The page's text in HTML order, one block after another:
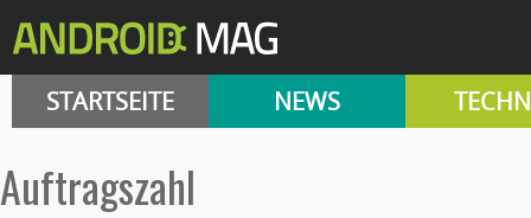
STARTSEITE NEWS
Auftragszahl